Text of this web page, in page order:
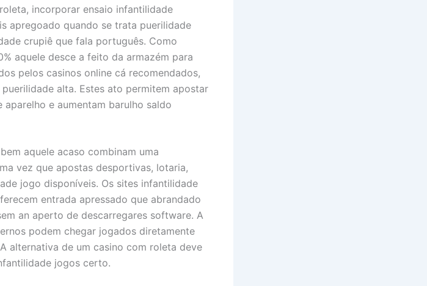
incorporar ensaio infantilidade
apregoado quando se trata puerilidade
crupiê que fala português. Como
aquele desce a feito da armazém para
pelos casinos online cá recomendados,
alta. Estes ato permitem apostar
e aumentam barulho saldo
aquele acaso combinam uma
vez que apostas desportivas, lotaria,
jogo disponíveis. Os sites infantilidade
entrada apressado que abrandado
an aperto de descarregares software. A
podem chegar jogados diretamente
alternativa de um casino com roleta deve
jogos certo.